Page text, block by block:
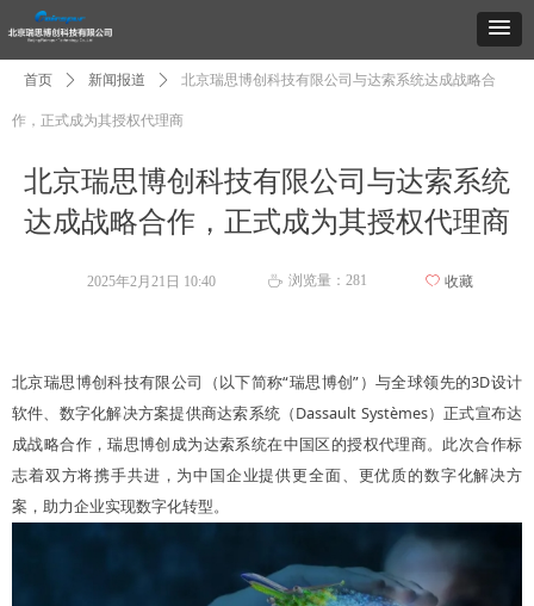
北京瑞思博创科技有限公司与达索系统
达成战略合作，正式成为其授权代理商
首页 ꄲ 新闻报道 ꄲ 北京瑞思博创科技有限公司与达索系统达成战略合
作，正式成为其授权代理商
北京瑞思博创科技有限公司（以下简称“瑞思博创”）与全球领先的3D设计
软件、数字化解决方案提供商达索系统（Dassault Systèmes）正式宣布达
成战略合作，瑞思博创成为达索系统在中国区的授权代理商。此次合作标
志着双方将携手共进，为中国企业提供更全面、更优质的数字化解决方
案，助力企业实现数字化转型。
2025年2月21日 10:40 ꄘ 浏览量： 281 ꄀ 收藏